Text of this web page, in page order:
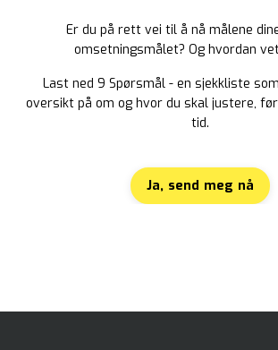
Er du på rett vei til å nå målene
omsetningsmålet? Og hvordan
Last ned 9 Spørsmål - en sjekkliste
oversikt på om og hvor du skal justere,
tid.
Ja, send meg nå